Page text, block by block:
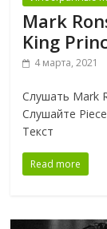
Mark
King
4 марта, 2021
Слушать Mark
Слушайте
Текст
Read more